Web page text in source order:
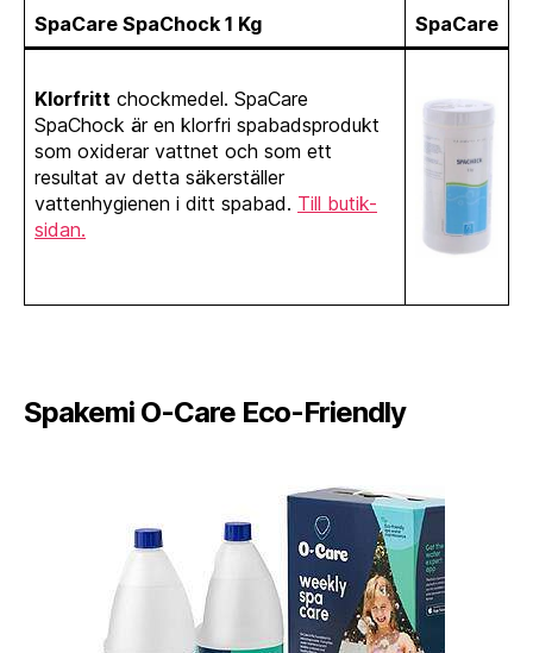
SpaCare SpaChock 1 Kg SpaCare
Klorfritt chockmedel. SpaCare
SpaChock är en klorfri spabadsprodukt
som oxiderar vattnet och som ett
resultat av detta säkerställer
vattenhygienen i ditt spabad. Till butik-
sidan.
Spakemi O-Care Eco-Friendly